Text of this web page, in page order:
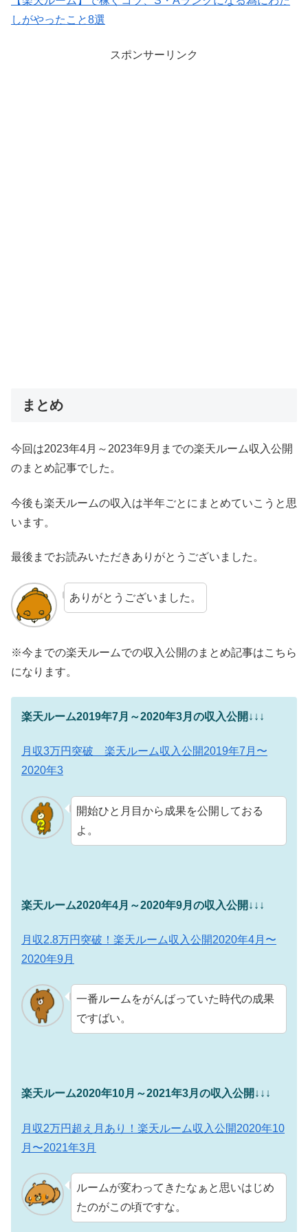
しがやったこと8選
スポンサーリンク
まとめ
今回は2023年4月～2023年9月までの楽天ルーム収入公開
のまとめ記事でした。
今後も楽天ルームの収入は半年ごとにまとめていこうと思
います。
最後までお読みいただきありがとうございました。
ありがとうございました。
※今までの楽天ルームでの収入公開のまとめ記事はこちら
になります。
楽天ルーム2019年7月～2020年3月の収入公開 ↓↓↓
月収3万円突破 楽天ルーム収入公開2019年7月〜
2020年3
開始ひと月目から成果を公開しておる
よ。
楽天ルーム2020年4月～2020年9月の収入公開 ↓↓↓
月収2.8万円突破！楽天ルーム収入公開2020年4月〜
2020年9月
一番ルームをがんばっていた時代の成果
ですばい。
楽天ルーム2020年10月～2021年3月の収入公開 ↓↓↓
月収2万円超え月あり！楽天ルーム収入公開2020年10
月〜2021年3月
ルームが変わってきたなぁと思いはじめ
たのがこの頃ですな。